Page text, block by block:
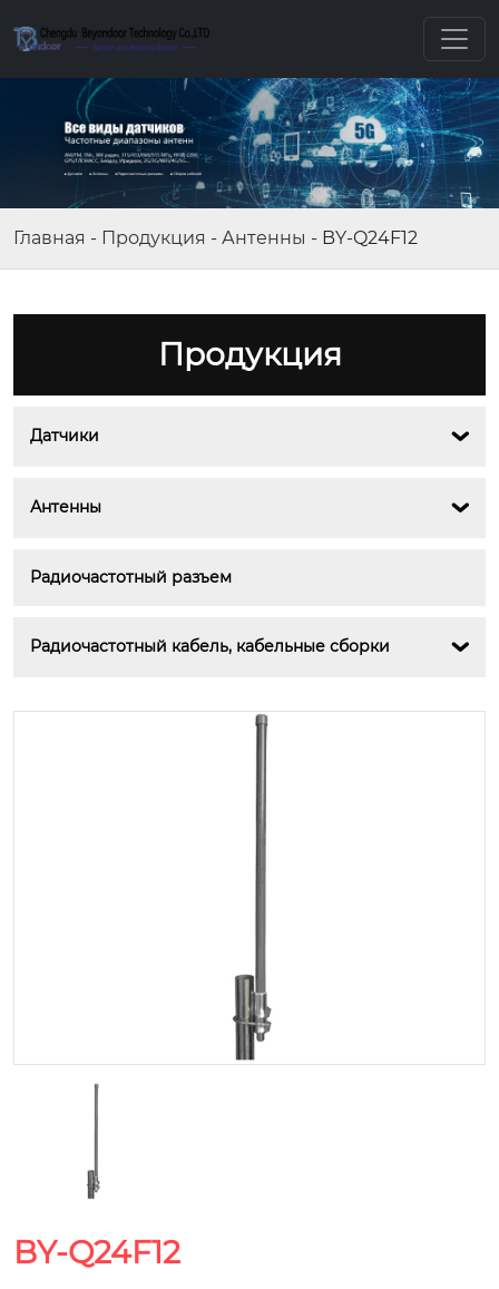
Главная - Продукция - Антенны - BY-Q24F12
Продукция
Датчики 
Антенны 
Радиочастотный разъем
Радиочастотный кабель, кабельные сборки 
BY-Q24F12